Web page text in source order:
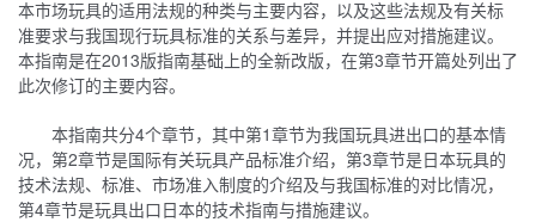
本市场玩具的适用法规的种类与主要内容，以及这些法规及有关标
准要求与我国现行玩具标准的关系与差异，并提出应对措施建议。
本指南是在2013版指南基础上的全新改版，在第3章节开篇处列出了
此次修订的主要内容。
本指南共分4个章节，其中第1章节为我国玩具进出口的基本情
况，第2章节是国际有关玩具产品标准介绍，第3章节是日本玩具的
技术法规、标准、市场准入制度的介绍及与我国标准的对比情况，
第4章节是玩具出口日本的技术指南与措施建议。